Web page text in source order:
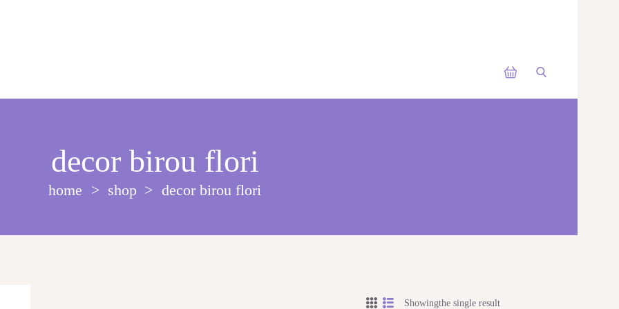
decor birou flori
home shop decor birou flori
Showingthe single result